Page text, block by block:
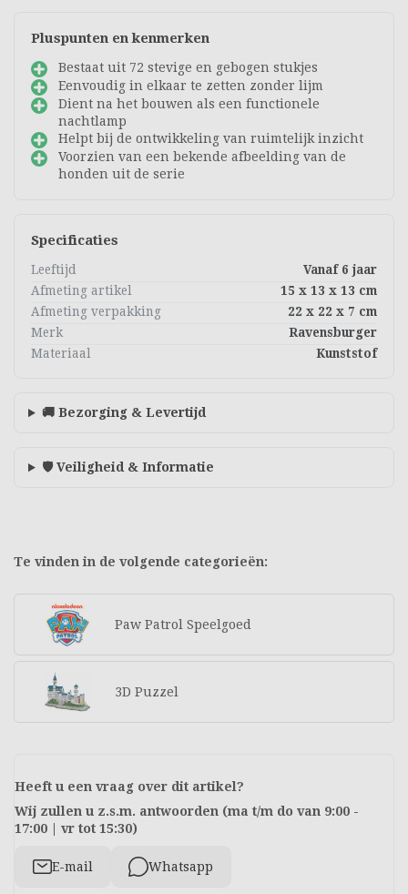
Pluspunten en kenmerken
Bestaat uit 72 stevige en gebogen stukjes
Eenvoudig in elkaar te zetten zonder lijm
Dient na het bouwen als een functionele
nachtlamp
Helpt bij de ontwikkeling van ruimtelijk inzicht
Voorzien van een bekende afbeelding van de
honden uit de serie
Specificaties
Leeftijd
Vanaf 6 jaar
Afmeting artikel
15 x 13 x 13 cm
Afmeting verpakking
22 x 22 x 7 cm
Merk
Ravensburger
Materiaal
Kunststof
🚚 Bezorging & Levertijd
🛡️ Veiligheid & Informatie
Te vinden in de volgende categorieën:
Paw Patrol Speelgoed
3D Puzzel
Heeft u een vraag over dit artikel?
Wij zullen u z.s.m. antwoorden (ma t/m do van 9:00 -
17:00 | vr tot 15:30)
E-mail Whatsapp